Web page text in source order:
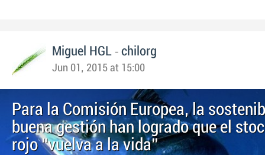
Miguel HGL - chilorg
Jun 01, 2015 at 15:00
Para la Comisión Europea, la
buena gestión han logrado que el
rojo “vuelva a la vida”